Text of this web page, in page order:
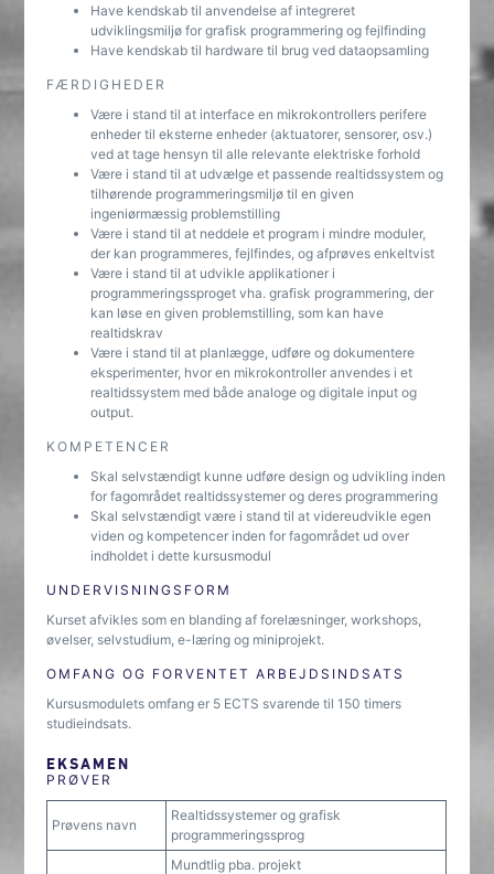
Have kendskab til anvendelse af integreret
udviklingsmiljø for grafisk programmering og fejlfinding
Have kendskab til hardware til brug ved dataopsamling
FÆRDIGHEDER
Være i stand til at interface en mikrokontrollers perifere
enheder til eksterne enheder (aktuatorer, sensorer, osv.)
ved at tage hensyn til alle relevante elektriske forhold
Være i stand til at udvælge et passende realtidssystem og
tilhørende programmeringsmiljø til en given
ingeniørmæssig problemstilling
Være i stand til at neddele et program i mindre moduler,
der kan programmeres, fejlfindes, og afprøves enkeltvist
Være i stand til at udvikle applikationer i
programmeringssproget vha. grafisk programmering, der
kan løse en given problemstilling, som kan have
realtidskrav
Være i stand til at planlægge, udføre og dokumentere
eksperimenter, hvor en mikrokontroller anvendes i et
realtidssystem med både analoge og digitale input og
output.
KOMPETENCER
Skal selvstændigt kunne udføre design og udvikling inden
for fagområdet realtidssystemer og deres programmering
Skal selvstændigt være i stand til at videreudvikle egen
viden og kompetencer inden for fagområdet ud over
indholdet i dette kursusmodul
UNDERVISNINGSFORM
Kurset afvikles som en blanding af forelæsninger, workshops,
øvelser, selvstudium, e-læring og miniprojekt.
OMFANG OG FORVENTET ARBEJDSINDSATS
Kursusmodulets omfang er 5 ECTS svarende til 150 timers
studieindsats.
EKSAMEN
PRØVER
Prøvens navn
Realtidssystemer og grafisk
programmeringssprog
Mundtlig pba. projekt